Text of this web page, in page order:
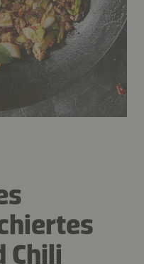
Chili